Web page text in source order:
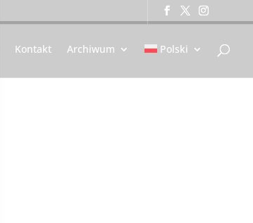
Kontakt Archiwum Polski